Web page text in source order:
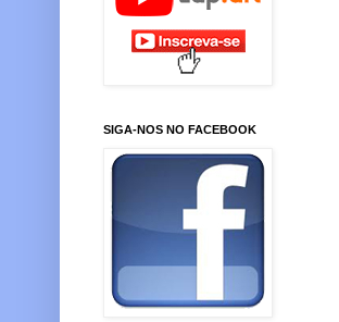
SIGA-NOS NO FACEBOOK